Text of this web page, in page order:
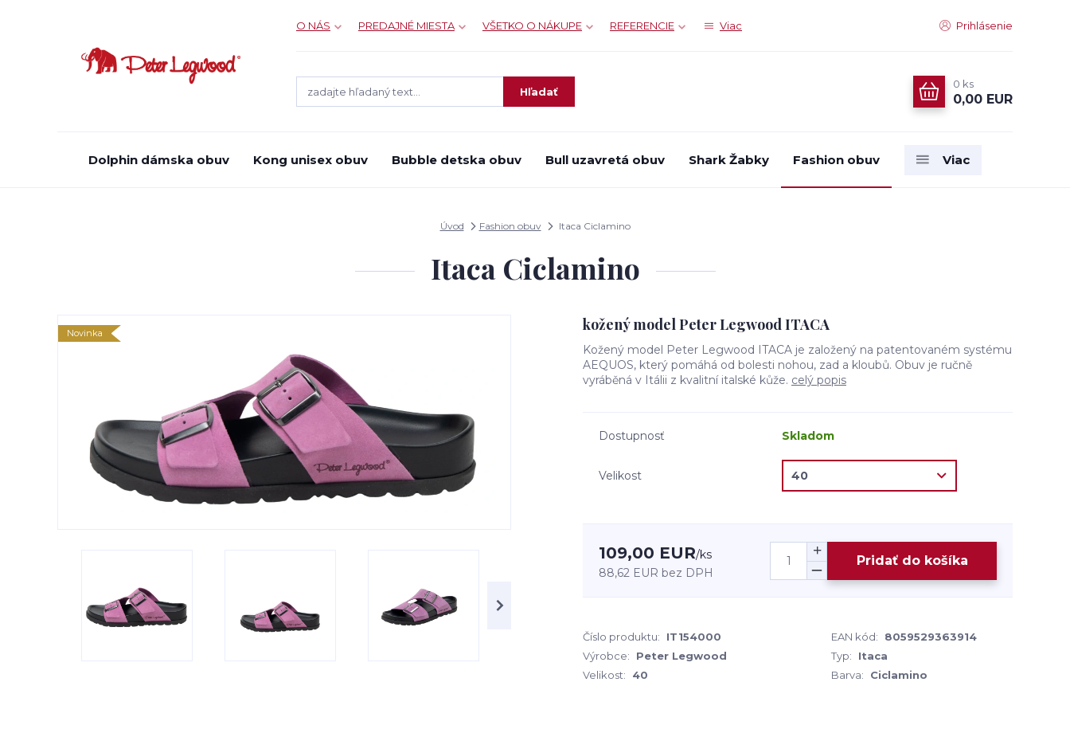
O NÁS PREDAJNÉ MIESTA VŠETKO O NÁKUPE REFERENCIE Viac Prihlásenie
Hľadať
0 ks
0,00 EUR
Dolphin dámska obuv Kong unisex obuv Bubble detska obuv Bull uzavretá obuv Shark Žabky Fashion obuv Viac
Úvod Fashion obuv Itaca Ciclamino
Itaca Ciclamino
Novinka kožený model Peter Legwood ITACA
Kožený model Peter Legwood ITACA je založený na patentovaném systému
AEQUOS, který pomáhá od bolesti nohou, zad a kloubů. Obuv je ručně
vyráběná v Itálii z kvalitní italské kůže. celý popis
Dostupnosť Skladom
Velikost
109,00 EUR/ks
88,62 EUR bez DPH
Pridať do košíka
Číslo produktu: IT154000 EAN kód:
8059529363914
Výrobce:
Peter Legwood Typ:
Itaca
Velikost:
40 Barva: Ciclamino